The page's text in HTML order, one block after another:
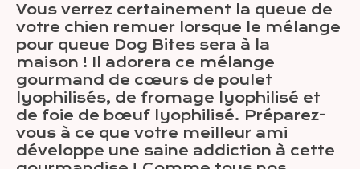
Vous verrez certainement la queue de
votre chien remuer lorsque le mélange
pour queue Dog Bites sera à la
maison ! Il adorera ce mélange
gourmand de cœurs de poulet
lyophilisés, de fromage lyophilisé et
de foie de bœuf lyophilisé. Préparez-
vous à ce que votre meilleur ami
développe une saine addiction à cette